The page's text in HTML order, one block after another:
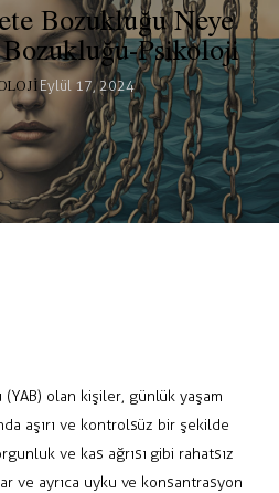
Bozukluğu Neye
Bozukluğu-Psikoloji
Eylül 17, 2024
olan kişiler, günlük yaşam
aşırı ve kontrolsüz bir şekilde
ve kas ağrısı gibi rahatsız
ve ayrıca uyku ve konsantrasyon